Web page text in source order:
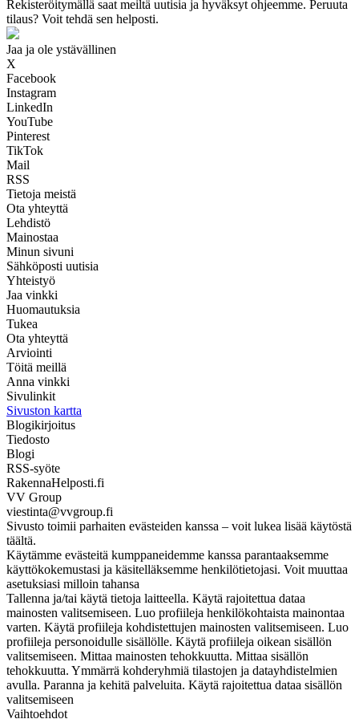
Rekisteröitymällä saat meiltä uutisia ja hyväksyt ohjeemme. Peruuta
tilaus? Voit tehdä sen helposti.
Jaa ja ole ystävällinen
X
Facebook
Instagram
LinkedIn
YouTube
Pinterest
TikTok
Mail
RSS
Tietoja meistä
Ota yhteyttä
Lehdistö
Mainostaa
Minun sivuni
Sähköposti uutisia
Yhteistyö
Jaa vinkki
Huomautuksia
Tukea
Ota yhteyttä
Arviointi
Töitä meillä
Anna vinkki
Sivulinkit
Sivuston kartta
Blogikirjoitus
Tiedosto
Blogi
RSS-syöte
RakennaHelposti.fi
VV Group
viestinta@vvgroup.fi
Sivusto toimii parhaiten evästeiden kanssa – voit lukea lisää käytöstä
täältä.
Käytämme evästeitä kumppaneidemme kanssa parantaaksemme
käyttökokemustasi ja käsitelläksemme henkilötietojasi. Voit muuttaa
asetuksiasi milloin tahansa
Tallenna ja/tai käytä tietoja laitteella. Käytä rajoitettua dataa
mainosten valitsemiseen. Luo profiileja henkilökohtaista mainontaa
varten. Käytä profiileja kohdistettujen mainosten valitsemiseen. Luo
profiileja personoidulle sisällölle. Käytä profiileja oikean sisällön
valitsemiseen. Mittaa mainosten tehokkuutta. Mittaa sisällön
tehokkuutta. Ymmärrä kohderyhmiä tilastojen ja datayhdistelmien
avulla. Paranna ja kehitä palveluita. Käytä rajoitettua dataa sisällön
valitsemiseen
Vaihtoehdot